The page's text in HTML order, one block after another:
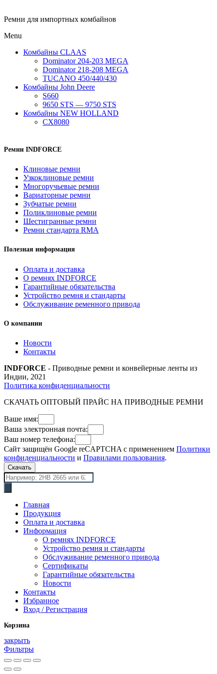
Ремни для импортных комбайнов
Menu
Комбайны CLAAS
Dominator 204-203 MEGA
Dominator 218-208 MEGA
TUCANO 450/440/430
Комбайны John Deere
S660
9650 STS — 9750 STS
Комбайны NEW HOLLAND
CX8080
Ремни INDFORCE
Клиновые ремни
Узкоклиновые ремни
Многоручьевые ремни
Вариаторные ремни
Зубчатые ремни
Поликлиновые ремни
Шестигранные ремни
Ремни стандарта RMA
Полезная информация
Оплата и доставка
О ремнях INDFORCE
Гарантийные обязательства
Устройство ремня и стандарты
Обслуживание ременного привода
О компании
Новости
Контакты
INDFORCE - Приводные ремни и конвейерные ленты из
Индии, 2021
Политика конфиденциальности
СКАЧАТЬ ОПТОВЫЙ ПРАЙС НА ПРИВОДНЫЕ РЕМНИ
Ваше имя:
Ваша электронная почта:
Ваш номер телефона:
Сайт защищён Google reCAPTCHA с применением Политики
конфиденциальности и Правилами пользования.
Скачать
Поиск
товаров
Главная
Продукция
Оплата и доставка
Информация
О ремнях INDFORCE
Устройство ремня и стандарты
Обслуживание ременного привода
Сертификаты
Гарантийные обязательства
Новости
Контакты
Избранное
Вход / Регистрация
Корзина
закрыть
Фильтры